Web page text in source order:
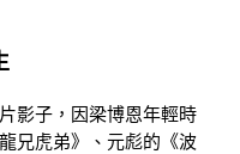
影子，因梁博恩年輕時
兄虎弟》、元彪的《波